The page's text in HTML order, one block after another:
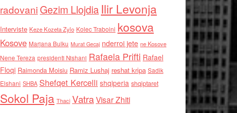
radovaniGezim Llojdia Ilir Levonja
Interviste Keze Kozeta Zylo Kolec Traboini kosova
Kosove Marjana Bulku Murat Gecaj nderroi jete ne Kosove
Nene Tereza presidenti Nishani Rafaela Prifti Rafael
Floqi Raimonda Moisiu Ramiz Lushaj reshat kripa Sadik
Elshani SHBA Shefqet Kercelli shqiperia shqiptaret
Sokol Paja Thaci VatraVisar Zhiti